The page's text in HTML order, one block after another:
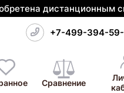
дистанционным
+7-499-394-
Сравнение